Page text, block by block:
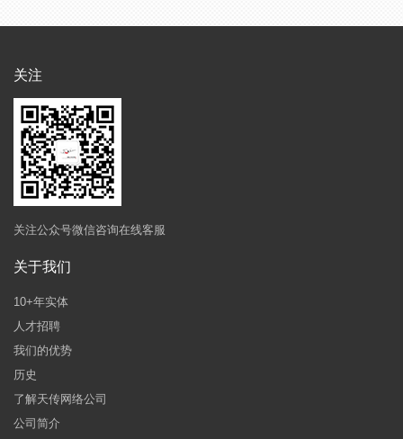
关注
关注公众号微信咨询在线客服
关于我们
10+年实体
人才招聘
我们的优势
历史
了解天传网络公司
公司简介